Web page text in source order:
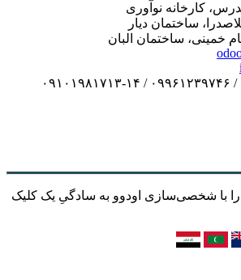
کارخانه نوآوری
ساختمان دیار
ساختمان البان
شخصی‌سازی اودوو به سادگیِ یک کلیک